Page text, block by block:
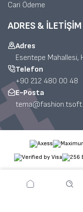
Cari Ödeme
ADRES & İLETIŞIM
Adres
Esentepe Mahallesi,
Telefon
+90 212 480 00 48
E-Posta